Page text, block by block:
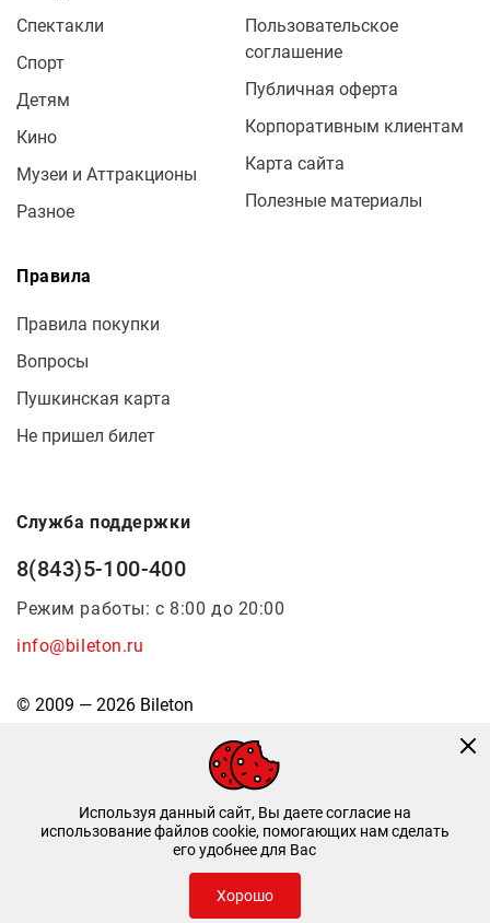
Спектакли
Спорт
Детям
Кино
Музеи и Аттракционы
Разное
Пользовательское
соглашение
Публичная оферта
Корпоративным клиентам
Карта сайта
Полезные материалы
Правила
Правила покупки
Вопросы
Пушкинская карта
Не пришел билет
Служба поддержки
8(843)5-100-400
Режим работы: с 8:00 до 20:00
info@bileton.ru
© 2009 — 2026 Bileton
Инфоматика
—Дизайн и разработка
Используя данный сайт, Вы даете согласие на
использование файлов cookie, помогающих нам сделать
его удобнее для Вас
Хорошо